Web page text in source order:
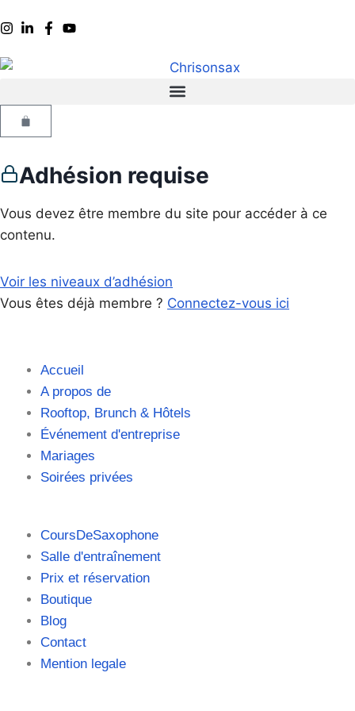
Adhésion requise
Vous devez être membre du site pour accéder à ce
contenu.
Voir les niveaux d’adhésion
Vous êtes déjà membre ? Connectez-vous ici
Accueil
A propos de
Rooftop, Brunch & Hôtels
Événement d'entreprise
Mariages
Soirées privées
CoursDeSaxophone
Salle d'entraînement
Prix et réservation
Boutique
Blog
Contact
Mention legale